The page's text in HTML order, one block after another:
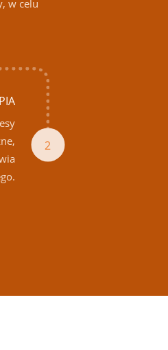
w celu
2